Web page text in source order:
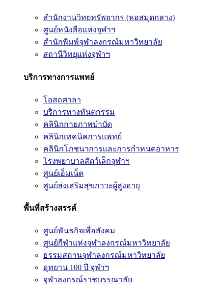
สำนักงานวิทยทรัพยากร (หอสมุดกลาง)
ศูนย์หนังสือแห่งจุฬาฯ
สำนักพิมพ์จุฬาลงกรณ์มหาวิทยาลัย
สถานีวิทยุแห่งจุฬาฯ
บริการทางการแพทย์
โอสถศาลา
บริการทางทันตกรรม
คลินิกกายภาพบำบัด
คลินิกเทคนิคการแพทย์
คลินิกโภชนาการและการกำหนดอาหาร
โรงพยาบาลสัตว์เล็กจุฬาฯ
ศูนย์เอ็มเน็ต
ศูนย์ส่งเสริมสุขภาวะผู้สูงอายุ
พื้นที่สร้างสรรค์
ศูนย์พันธกิจเพื่อสังคม
ศูนย์กีฬาแห่งจุฬาลงกรณ์มหาวิทยาลัย
ธรรมสถานจุฬาลงกรณ์มหาวิทยาลัย
อุทยาน 100 ปี จุฬาฯ
จุฬาลงกรณ์ราชบรรณาลัย